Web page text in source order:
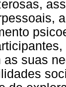
as suas